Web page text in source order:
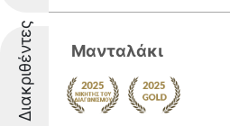
Διακριθέντες Μανταλάκι